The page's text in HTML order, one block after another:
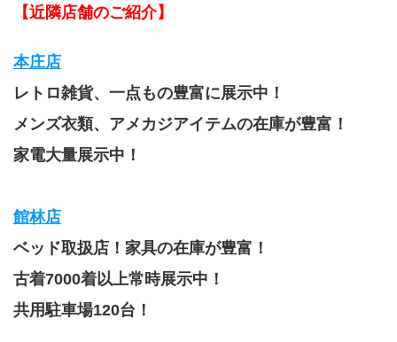
【近隣店舗のご紹介】
本庄店
レトロ雑貨、一点もの豊富に展示中！
メンズ衣類、アメカジアイテムの在庫が豊富！
家電大量展示中！
館林店
ベッド取扱店！家具の在庫が豊富！
古着7000着以上常時展示中！
共用駐車場120台！